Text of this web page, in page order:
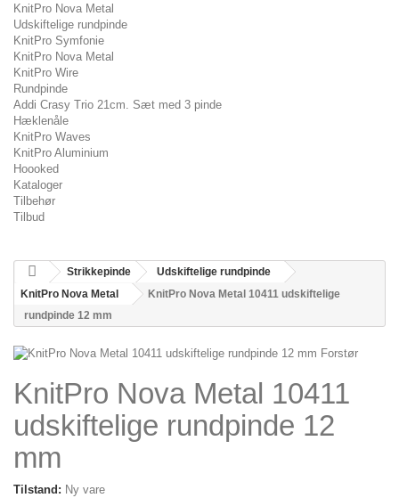
KnitPro Nova Metal
Udskiftelige rundpinde
KnitPro Symfonie
KnitPro Nova Metal
KnitPro Wire
Rundpinde
Addi Crasy Trio 21cm. Sæt med 3 pinde
Hæklenåle
KnitPro Waves
KnitPro Aluminium
Hoooked
Kataloger
Tilbehør
Tilbud
Strikkepinde
Udskiftelige rundpinde
KnitPro Nova Metal
KnitPro Nova Metal 10411 udskiftelige
rundpinde 12 mm
Forstør
KnitPro Nova Metal 10411
udskiftelige rundpinde 12
mm
Tilstand: Ny vare